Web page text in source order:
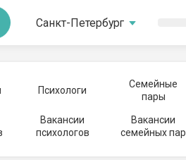
Санкт-Петербург
Психологи
Семейные
пары
Вакансии
психологов
Вакансии
семейных пар